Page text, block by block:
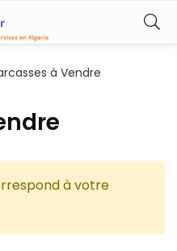
à Vendre
à votre